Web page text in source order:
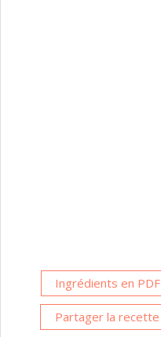
Ingrédients en PDF
Partager la recette